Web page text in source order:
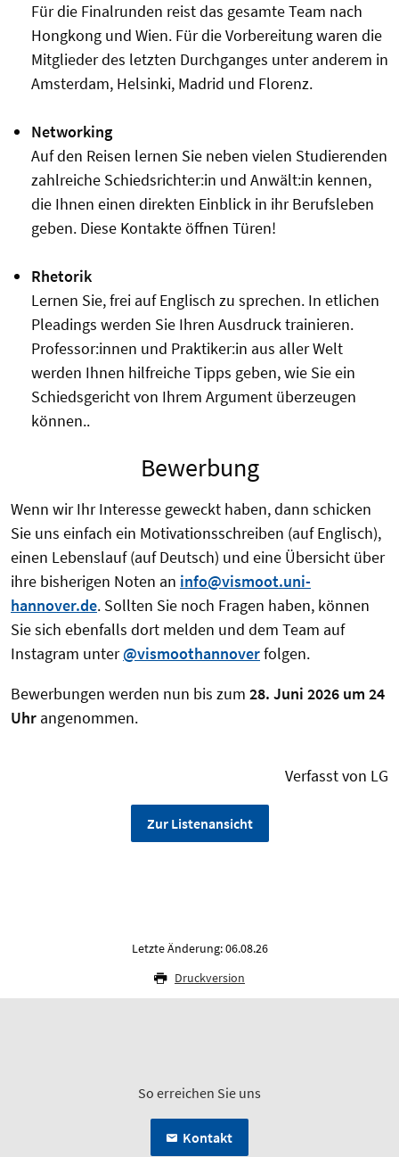
Für die Finalrunden reist das gesamte Team nach
Hongkong und Wien. Für die Vorbereitung waren die
Mitglieder des letzten Durchganges unter anderem in
Amsterdam, Helsinki, Madrid und Florenz.
Networking
Auf den Reisen lernen Sie neben vielen Studierenden
zahlreiche Schiedsrichter:in und Anwält:in kennen,
die Ihnen einen direkten Einblick in ihr Berufsleben
geben. Diese Kontakte öffnen Türen!
Rhetorik
Lernen Sie, frei auf Englisch zu sprechen. In etlichen
Pleadings werden Sie Ihren Ausdruck trainieren.
Professor:innen und Praktiker:in aus aller Welt
werden Ihnen hilfreiche Tipps geben, wie Sie ein
Schiedsgericht von Ihrem Argument überzeugen
können..
Bewerbung
Wenn wir Ihr Interesse geweckt haben, dann schicken
Sie uns einfach ein Motivationsschreiben (auf Englisch),
einen Lebenslauf (auf Deutsch) und eine Übersicht über
ihre bisherigen Noten an info@vismoot.uni-
hannover.de. Sollten Sie noch Fragen haben, können
Sie sich ebenfalls dort melden und dem Team auf
Instagram unter@vismoothannoverfolgen.
Bewerbungen werden nun bis zum 28. Juni 2026 um 24
Uhr angenommen.
Verfasst von LG
Zur Listenansicht
Letzte Änderung: 06.08.26
Druckversion
So erreichen Sie uns
Kontakt